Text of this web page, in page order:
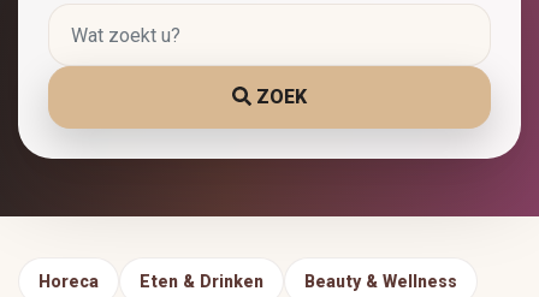
ZOEK
Horeca Eten & Drinken Beauty & Wellness